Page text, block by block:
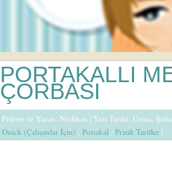
PORTAKALLI
ÇORBASI
Pişiren ve Yazan: Neslihan | Yazı Tarihi: Cuma,
Ouick (Çalışanlar İçin) , Portakal , Pratik Tarifler |